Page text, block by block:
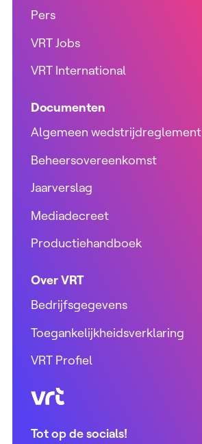
Pers
VRT Jobs
VRT International
Documenten
Algemeen wedstrijdreglement
Beheersovereenkomst
Jaarverslag
Mediadecreet
Productiehandboek
Over VRT
Bedrijfsgegevens
Toegankelijkheidsverklaring
VRT Profiel
VRT (home)
Tot op de socials!